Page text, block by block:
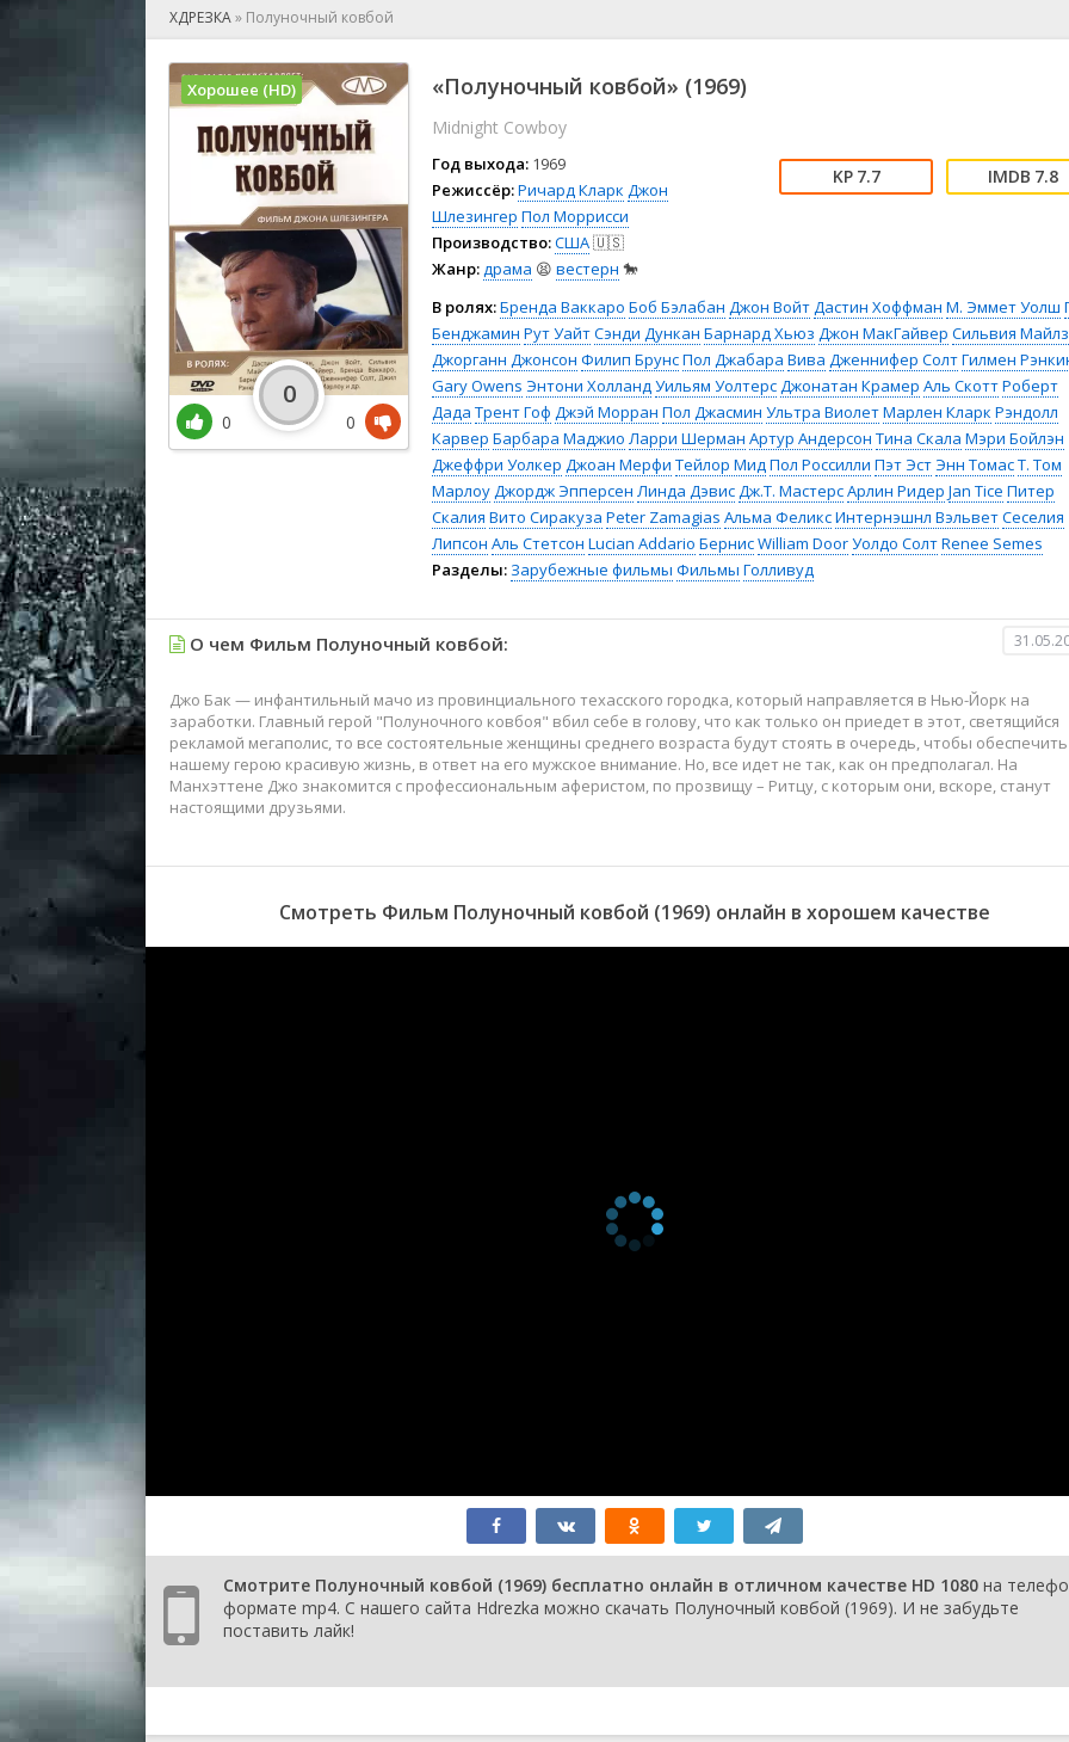
🕺 Мюзикл
👨‍💼 Новости
👨‍💻 Реальное тв
🎤 Ток-шоу
😱 Ужасы
🧙‍♀️ Фантастика
🤠 Фильм-нуар
🧝‍♂️ Фэнтези
🏅 Церемония
ХДРЕЗКА» Полуночный ковбой
«Полуночный ковбой» (1969)
Midnight Cowboy
Год выхода: 1969
Режиссёр:Ричард Кларк Джон
Шлезингер Пол Моррисси
Производство:США🇺🇸
Жанр:драма 😫 вестерн 🐎
7.7 7.8
В ролях:Бренда Ваккаро Боб Бэлабан Джон ВойтДастин Хоффман М. Эммет Уолш
Бенджамин Рут УайтСэнди Дункан Барнард Хьюз Джон МакГайвер Сильвия Майлз
Джорганн Джонсон Филип БрунсПол Джабара Вива Дженнифер СолтГилмен
Gary Owens Энтони ХолландУильям УолтерсДжонатан Крамер Аль СкоттРоберт
Дада Трент Гоф Джэй Морран Пол Джасмин Ультра ВиолетМарлен Кларк Рэндолл
Карвер Барбара Маджио Ларри Шерман Артур Андерсон Тина Скала Мэри Бойлэн
Джеффри Уолкер Джоан Мерфи Тейлор МидПол Россилли Пэт ЭстЭнн ТомасТ. Том
МарлоуДжордж Эпперсен Линда ДэвисДж.Т. МастерсАрлин Ридер Jan Tice Питер
Скалия Вито Сиракуза Peter Zamagias Альма ФеликсИнтернэшнл ВэльветСеселия
Липсон Аль Стетсон Lucian Addario БернисWilliam DoorУолдо СолтRenee Semes
Разделы: Зарубежные фильмы Фильмы Голливуд
Хорошее (HD)
0
0
0
О чем Фильм Полуночный ковбой:
Джо Бак — инфантильный мачо из провинциального техасского городка, который направляется в Нью-Йорк на
заработки. Главный герой "Полуночного ковбоя" вбил себе в голову, что как только он приедет в этот, светящийся
рекламой мегаполис, то все состоятельные женщины среднего возраста будут стоять в очередь, чтобы обеспечить
нашему герою красивую жизнь, в ответ на его мужское внимание. Но, все идет не так, как он предполагал. На
Манхэттене Джо знакомится с профессиональным аферистом, по прозвищу – Ритцу, с которым они, вскоре, станут
настоящими друзьями.
Смотреть Фильм Полуночный ковбой (1969) онлайн в хорошем качестве
Смотрите Полуночный ковбой (1969) бесплатно онлайн в отличном качестве HD 1080 на
формате mp4. С нашего сайта Hdrezka можно скачать Полуночный ковбой (1969). И не забудьте
поставить лайк!